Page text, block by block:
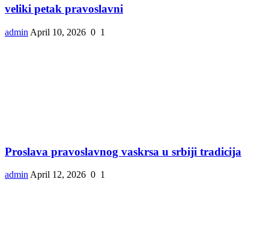
veliki petak pravoslavni
admin April 10, 2026 0 1
Proslava pravoslavnog vaskrsa u srbiji tradicija
adminApril 12, 2026 0 1